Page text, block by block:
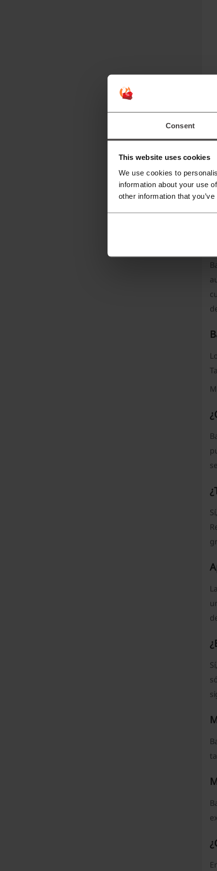
Consent
This website uses cookies
We use cookies to
information about your use
other information that